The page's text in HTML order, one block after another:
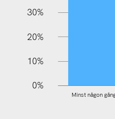
30%
20%
10%
0%
Minst någon